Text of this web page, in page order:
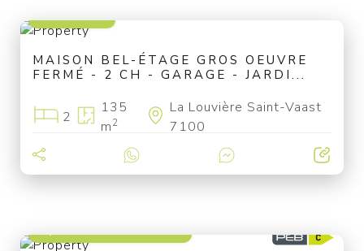
MAISON BEL-ÉTAGE GROS OEUVRE
FERMÉ - 2 CH - GARAGE - JARDI...
2
135
m2
La Louvière Saint-Vaast
7100